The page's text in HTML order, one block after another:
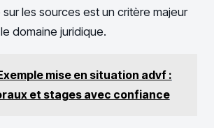
les sources est un critère majeur
domaine juridique.
mise en situation advf :
et stages avec confiance